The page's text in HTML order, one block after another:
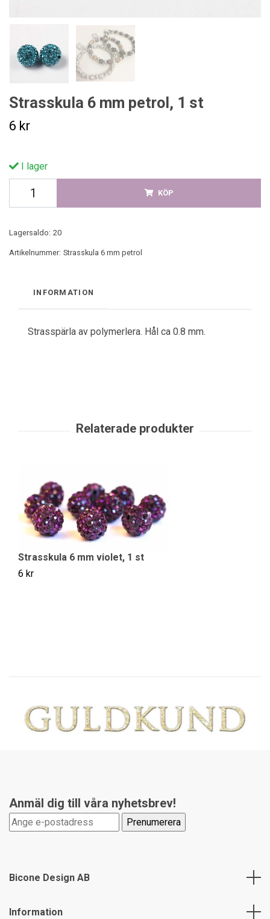
Strasskula 6 mm petrol, 1 st
6 kr
I lager
KÖP
Lagersaldo: 20
Artikelnummer: Strasskula 6 mm petrol
INFORMATION
Strasspärla av polymerlera. Hål ca 0.8 mm.
Strasskula 6 mm violet, 1 st
6 kr
Anmäl dig till våra nyhetsbrev!
Bicone Design AB
Information